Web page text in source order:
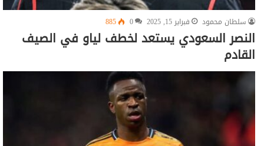
سلطان محمود فبراير 15, 2025 0
885
النصر السعودي يستعد لخطف لياو في الصيف
القادم